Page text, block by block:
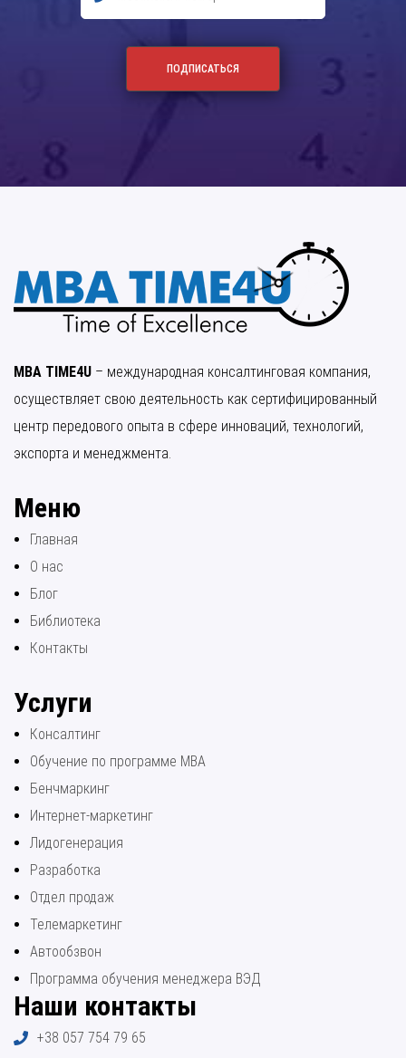
MBA TIME4U – международная консалтинговая компания,
осуществляет свою деятельность как сертифицированный
центр передового опыта в сфере инноваций, технологий,
экспорта и менеджмента.
Меню
Главная
О нас
Блог
Библиотека
Контакты
Услуги
Консалтинг
Обучение по программе МВА
Бенчмаркинг
Интернет-маркетинг
Лидогенерация
Разработка
Отдел продаж
Телемаркетинг
Автообзвон
Программа обучения менеджера ВЭД
Наши контакты
+38 057 754 79 65